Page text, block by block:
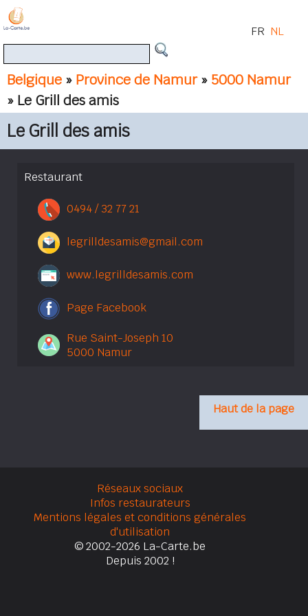
Belgique » Province de Namur» 5000 Namur
» Le Grill des amis
FR NL
Le Grill des amis
Restaurant
0494 / 32 77 21
legrilldesamis@gmail.com
www.legrilldesamis.com
Page Facebook
Rue Saint-Joseph 10
5000 Namur
Haut de la page
Réseaux sociaux
Infos restaurateurs
Mentions légales et conditions générales
d'utilisation
© 2002-2026 La-Carte.be
Depuis 2002 !